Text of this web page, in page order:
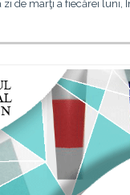
de marţi a fiecărei luni,